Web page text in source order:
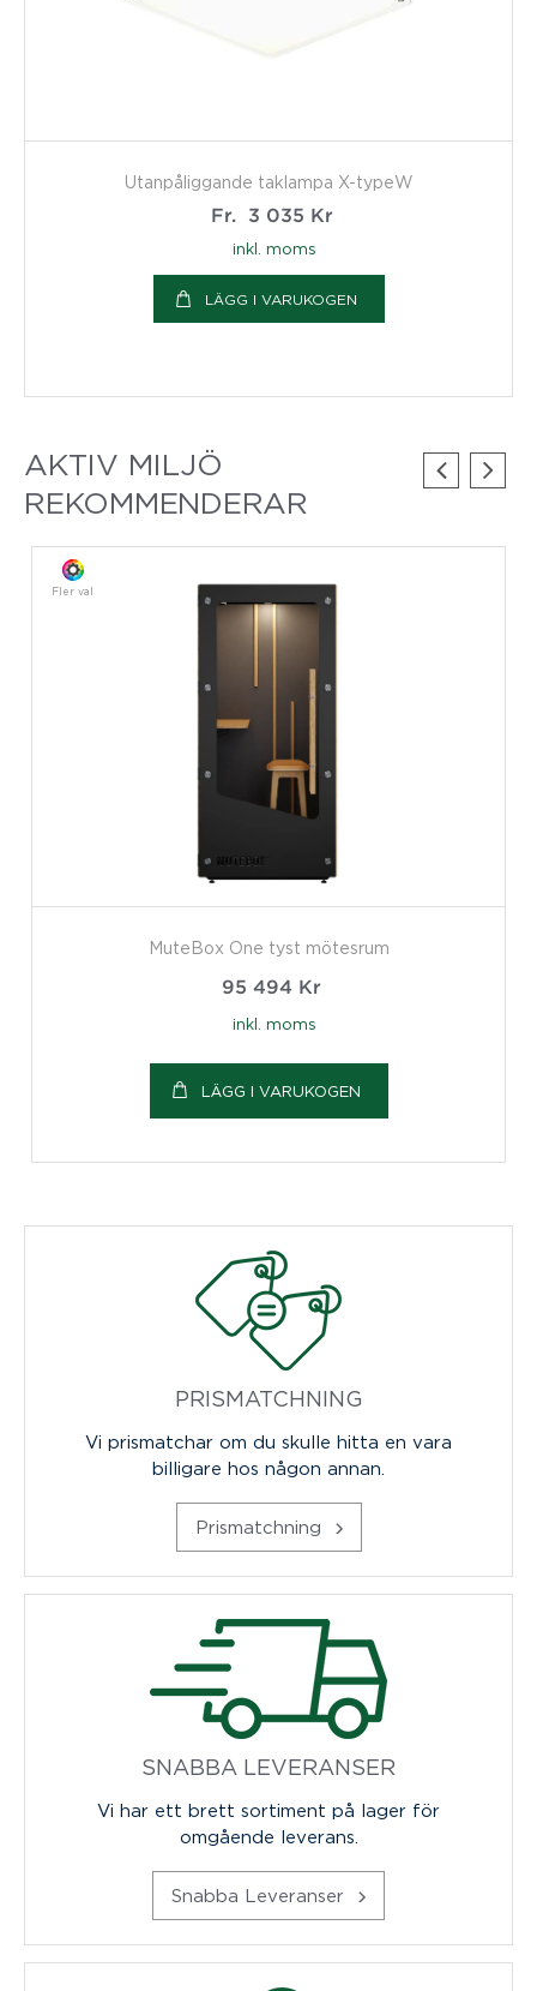
Utanpåliggande taklampa X-typeW
Fr.
3 035 Kr
inkl. moms
LÄGG I VARUKOGEN
AKTIV MILJÖ
REKOMMENDERAR
Fler val
MuteBox One tyst mötesrum
95 494 Kr
inkl. moms
LÄGG I VARUKOGEN
PRISMATCHNING
Vi prismatchar om du skulle hitta en vara
billigare hos någon annan.
Prismatchning
SNABBA LEVERANSER
Vi har ett brett sortiment på lager för
omgående leverans.
Snabba Leveranser